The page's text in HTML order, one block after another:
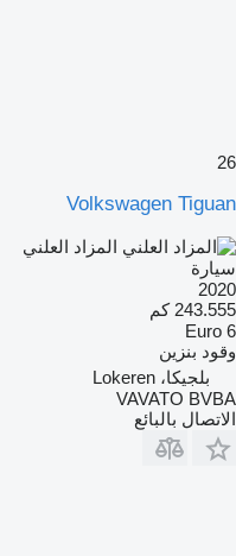
26
Volkswagen Tiguan
المزاد العلني
سيارة
2020
243.555 كم
Euro 6
وقود بنزين
بلجيكا، Lokeren
VAVATO BVBA
الاتصال بالبائع